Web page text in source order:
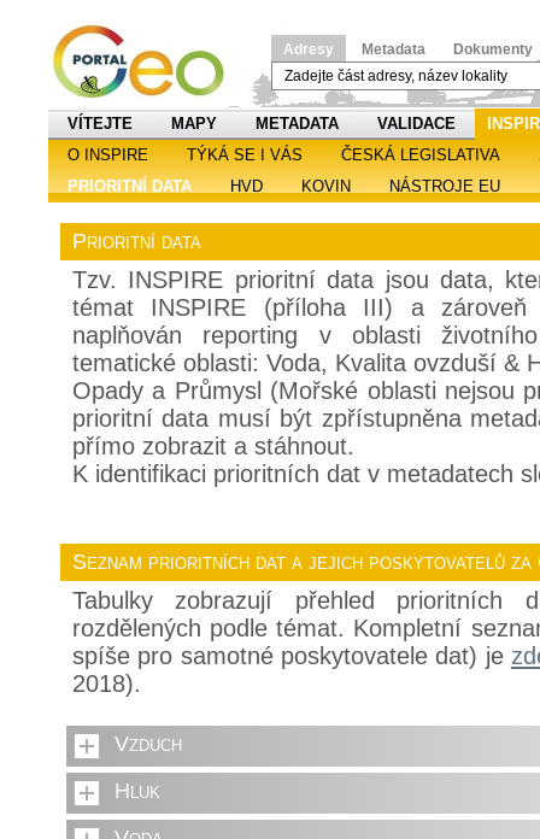
Adresy Metadata Dokumenty
VÍTEJTE MAPY METADATA VALIDACE
O INSPIRE
TÝKÁ SE I VÁS ČESKÁ LEGISLATIVA
PRIORITNÍ DATA
HVD KOVIN NÁSTROJE EU
Prioritní data
Tzv. INSPIRE prioritní data jsou data,
témat INSPIRE (příloha III) a
naplňován reporting v oblasti
tematické oblasti: Voda, Kvalita ovzduší &
Opady a Průmysl (Mořské oblasti nejsou
prioritní data musí být zpřístupněna
přímo zobrazit a stáhnout.
K identifikaci prioritních dat v metadatech
Seznam prioritních dat a jejich poskytovatelů za
Tabulky zobrazují přehled prioritních
rozdělených podle témat. Kompletní
spíše pro samotné poskytovatele dat) je
2018).
Vzduch
Hluk